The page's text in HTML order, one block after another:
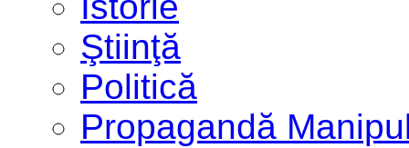
Ştiinţă
Politică
Propagandă